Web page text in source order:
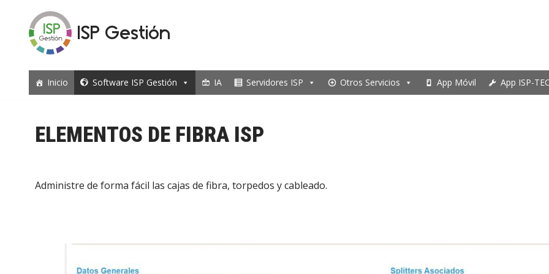
Saltar
contenido
ISP Gestión
Inicio Software ISP Gestión IA Servidores ISP Otros Servicios App Móvil App ISP-TEC
ELEMENTOS DE FIBRA ISP
Administre de forma fácil las cajas de fibra, torpedos y cableado.